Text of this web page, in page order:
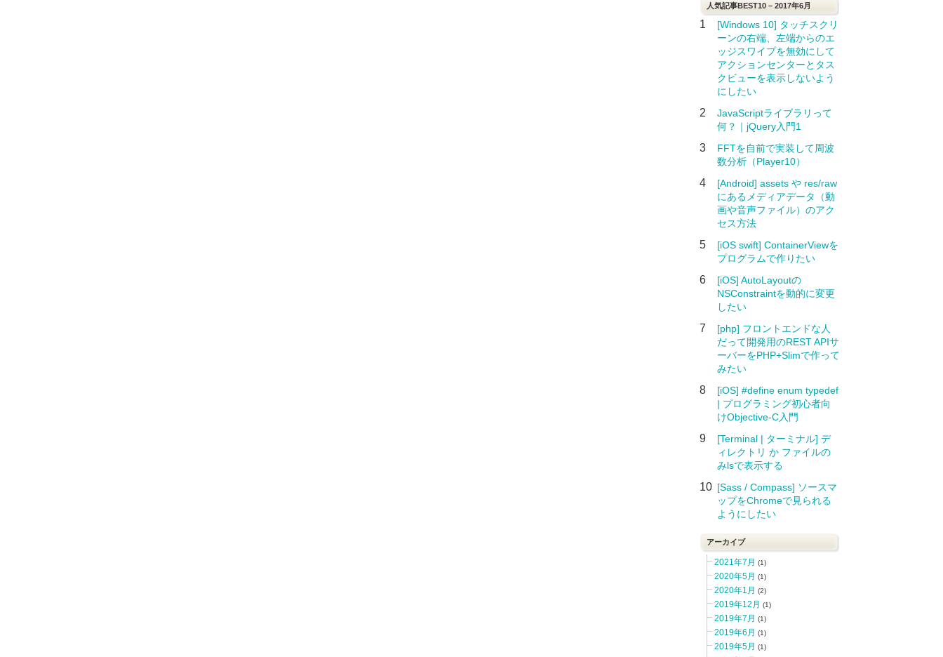
人気記事BEST10 – 2017年6月
1
[Windows 10] タッチスクリ
ーンの右端、左端からのエ
ッジスワイプを無効にして
アクションセンターとタス
クビューを表示しないよう
にしたい
2
JavaScriptライブラリって
何？｜jQuery入門1
3
FFTを自前で実装して周波
数分析（Player10）
4
[Android] assets や res/raw
にあるメディアデータ（動
画や音声ファイル）のアク
セス方法
5
[iOS swift] ContainerViewを
プログラムで作りたい
6
[iOS] AutoLayoutの
NSConstraintを動的に変更
したい
7
[php] フロントエンドな人
だって開発用のREST APIサ
ーバーをPHP+Slimで作って
みたい
8
[iOS] #define enum typedef
| プログラミング初心者向
けObjective-C入門
9
[Terminal | ターミナル] デ
ィレクトリ か ファイルの
みlsで表示する
10 [Sass / Compass] ソースマ
ップをChromeで見られる
ようにしたい
アーカイブ
2021年7月 (1)
2020年5月 (1)
2020年1月 (2)
2019年12月 (1)
2019年7月 (1)
2019年6月 (1)
2019年5月 (1)